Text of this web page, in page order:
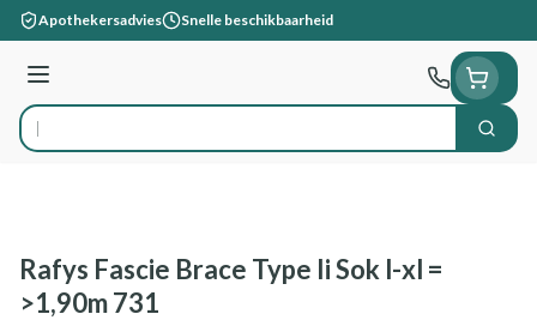
Ga naar de inhoud
Apothekersadvies Snelle beschikbaarheid
Menu
Product, merk, categorie... Zoek
Rafys Fascie Brace Type Ii Sok l-xl =
>1,90m 731